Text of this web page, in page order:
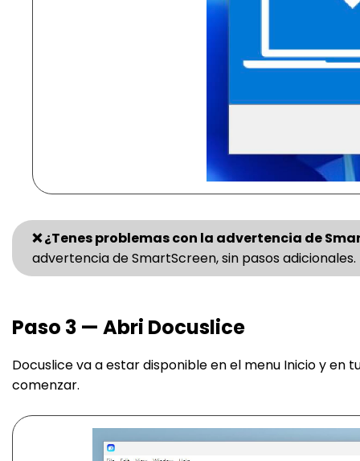
❌ ¿Tenes problemas con la advertencia de
advertencia de SmartScreen, sin pasos adicionales.
Paso 3 — Abri Docuslice
Docuslice va a estar disponible en el menu Inicio y en
comenzar.